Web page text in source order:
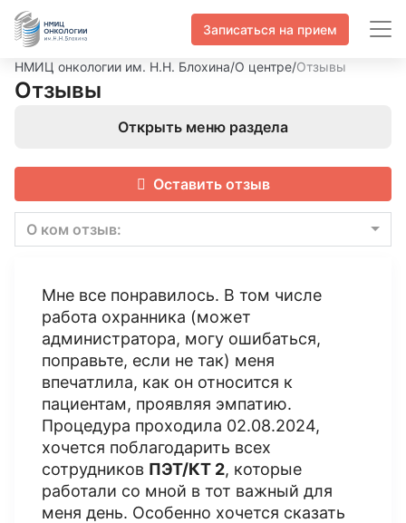
Записаться на прием
НМИЦ онкологии им. Н.Н. Блохина/О центре/Отзывы
Отзывы
Открыть меню раздела
Оставить отзыв
О ком отзыв:
Мне все понравилось. В том числе
работа охранника (может
администратора, могу ошибаться,
поправьте, если не так) меня
впечатлила, как он относится к
пациентам, проявляя эмпатию.
Процедура проходила 02.08.2024,
хочется поблагодарить всех
сотрудников ПЭТ/КТ 2, которые
работали со мной в тот важный для
меня день. Особенно хочется сказать